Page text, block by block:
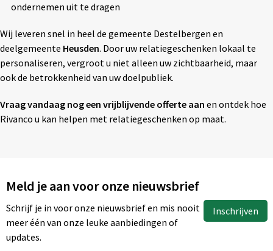
ondernemen uit te dragen
Wij leveren snel in heel de gemeente Destelbergen en
deelgemeente Heusden. Door uw relatiegeschenken lokaal te
personaliseren, vergroot u niet alleen uw zichtbaarheid, maar
ook de betrokkenheid van uw doelpubliek.
Vraag vandaag nog een vrijblijvende offerte aan en ontdek hoe
Rivanco u kan helpen met relatiegeschenken op maat.
Meld je aan voor onze nieuwsbrief
Schrijf je in voor onze nieuwsbrief en mis nooit
meer één van onze leuke aanbiedingen of
updates.
Inschrijven